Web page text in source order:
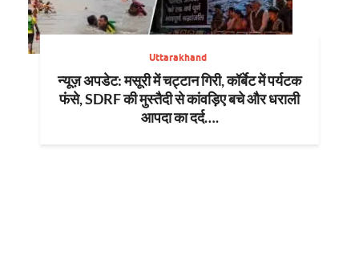
Uttarakhand
न्यूज़ अपडेट: मसूरी में चट्टान गिरी, कॉर्बेट में पर्यटक
फंसे, SDRF की मुस्तैदी से कांवड़िए बचे और धराली
आपदा का दर्द….